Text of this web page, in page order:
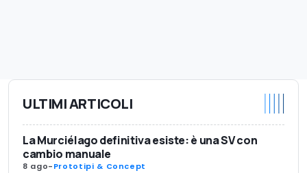
ULTIMI ARTICOLI
La Murciélago definitiva esiste: è una SV con
cambio manuale
8 ago-Prototipi & Concept